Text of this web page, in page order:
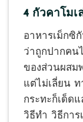
4 กัวคาโมเ
อาหารเม็กซิ
ว่าถูกปากคน
ของส่วนผสม
แต่ไม่เลี่ยน
กระทะก็เด็ด
วิธีทำ วิธีกา